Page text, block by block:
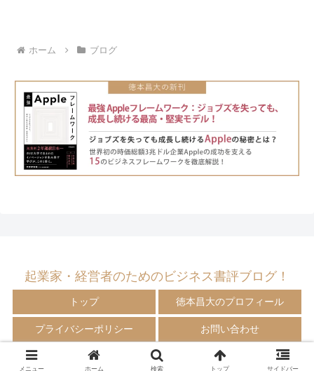
ホーム ブログ
起業家・経営者のためのビジネス書評ブログ！
トップ 徳本昌大のプロフィール
プライバシーポリシー お問い合わせ
© 2009-2024 徳本昌大の書評ブログ！
メニュー ホーム 検索 トップ サイドバー